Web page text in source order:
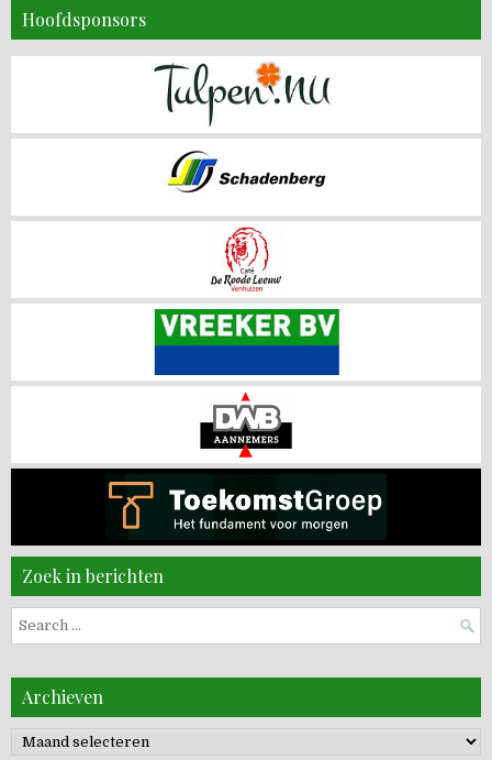
Hoofdsponsors
Zoek in berichten
Search
for:
Archieven
Archieven